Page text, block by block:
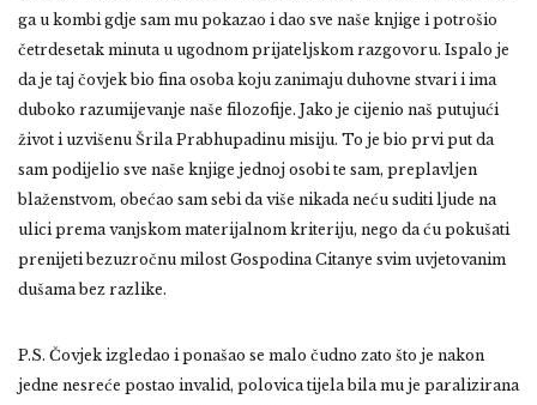
ga u kombi gdje sam mu pokazao i dao sve naše knjige i potrošio
četrdesetak minuta u ugodnom prijateljskom razgovoru. Ispalo je
da je taj čovjek bio fina osoba koju zanimaju duhovne stvari i ima
duboko razumijevanje naše filozofije. Jako je cijenio naš putujući
život i uzvišenu Šrila Prabhupadinu misiju. To je bio prvi put da
sam podijelio sve naše knjige jednoj osobi te sam, preplavljen
blaženstvom, obećao sam sebi da više nikada neću suditi ljude na
ulici prema vanjskom materijalnom kriteriju, nego da ću pokušati
prenijeti bezuzročnu milost Gospodina Citanye svim uvjetovanim
dušama bez razlike.
P.S. Čovjek izgledao i ponašao se malo čudno zato što je nakon
jedne nesreće postao invalid, polovica tijela bila mu je paralizirana